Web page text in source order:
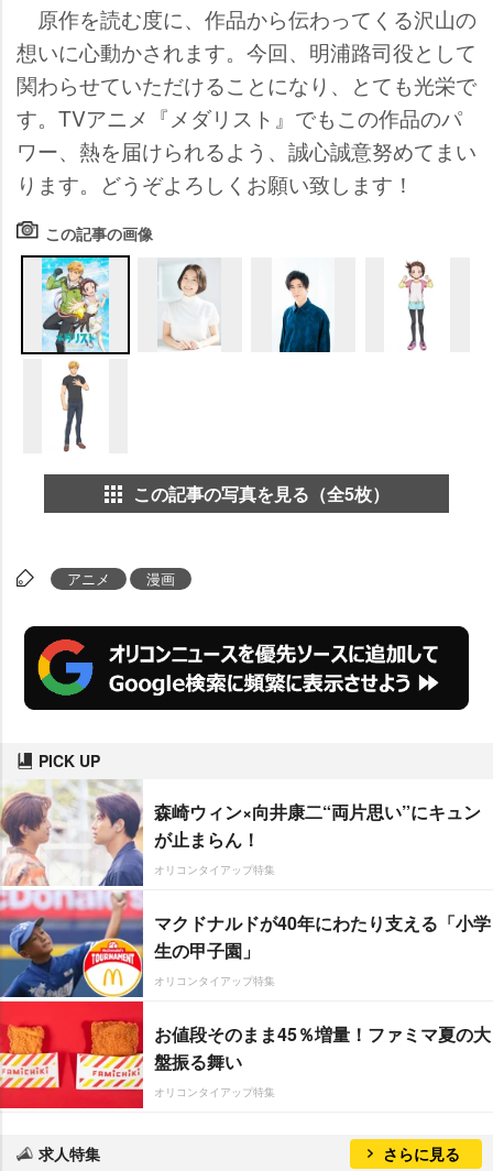
原作を読む度に、作品から伝わってくる沢山の
想いに心動かされます。今回、明浦路司役として
関わらせていただけることになり、とても光栄で
す。TVアニメ『メダリスト』でもこの作品のパ
ワー、熱を届けられるよう、誠心誠意努めてまい
ります。どうぞよろしくお願い致します！
この記事の画像
この記事の写真を見る（全5枚）
アニメ 漫画
PICK UP
森崎ウィン×向井康二“両片思い”にキュン
が止まらん！
オリコンタイアップ特集
マクドナルドが40年にわたり支える「小学
生の甲子園」
オリコンタイアップ特集
お値段そのまま45％増量！ファミマ夏の大
盤振る舞い
オリコンタイアップ特集
求人特集 さらに見る